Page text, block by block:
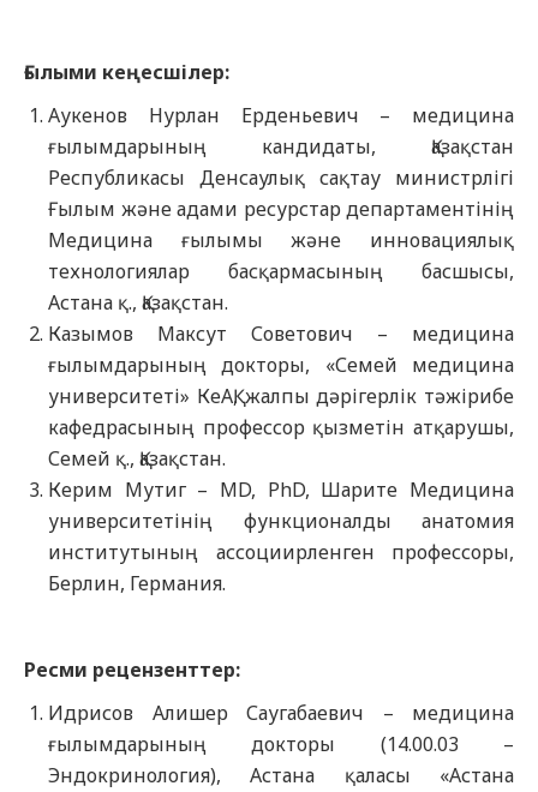
Ғылыми кеңесшілер:
Аукенов Нурлан Ерденьевич – медицина
ғылымдарының кандидаты, Қазақстан
Республикасы Денсаулық сақтау министрлігі
Ғылым және адами ресурстар департаментінің
Медицина ғылымы және инновациялық
технологиялар басқармасының басшысы,
Астана қ., Қазақстан.
Казымов Максут Советович – медицина
ғылымдарының докторы, «Семей медицина
университеті» КеАҚ, жалпы дәрігерлік тәжірибе
кафедрасының профессор қызметін атқарушы,
Семей қ., Қазақстан.
Керим Мутиг – MD, PhD, Шарите Медицина
университетінің функционалды анатомия
институтының ассоциирленген профессоры,
Берлин, Германия.
Ресми рецензенттер:
Идрисов Алишер Саугабаевич – медицина
ғылымдарының докторы (14.00.03 –
Эндокринология), Астана қаласы «Астана